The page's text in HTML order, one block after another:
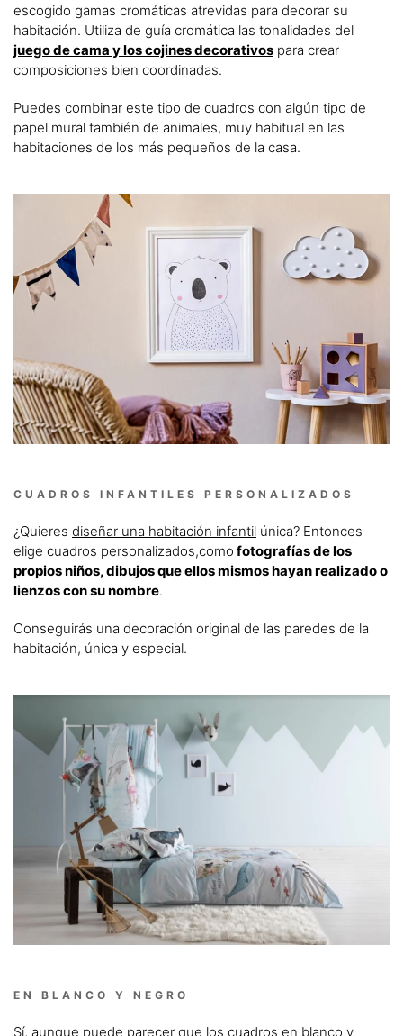
escogido gamas cromáticas atrevidas para decorar su
habitación. Utiliza de guía cromática las tonalidades del
juego de cama y los cojines decorativos para crear
composiciones bien coordinadas.
Puedes combinar este tipo de cuadros con algún tipo de
papel mural también de animales, muy habitual en las
habitaciones de los más pequeños de la casa.
CUADROS INFANTILES PERSONALIZADOS
¿Quieres diseñar una habitación infantil única? Entonces
elige cuadros personalizados,como fotografías de los
propios niños, dibujos que ellos mismos hayan realizado o
lienzos con su nombre.
Conseguirás una decoración original de las paredes de la
habitación, única y especial.
EN BLANCO Y NEGRO
Sí, aunque puede parecer que los cuadros en blanco y